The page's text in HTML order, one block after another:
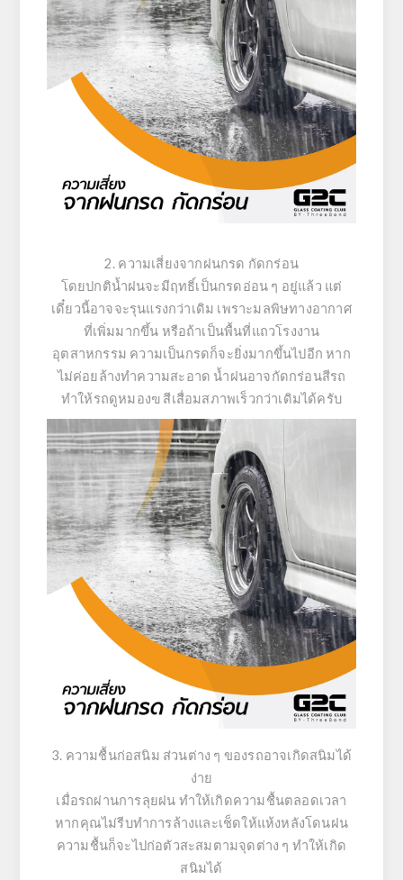
2. ความเสี่ยงจากฝนกรด กัดกร่อน
โดยปกติน้ำฝนจะมีฤทธิ์เป็นกรดอ่อน ๆ อยู่แล้ว แต่
เดี๋ยวนี้อาจจะรุนแรงกว่าเดิม เพราะมลพิษทางอากาศ
ที่เพิ่มมากขึ้น หรือถ้าเป็นพื้นที่แถวโรงงาน
อุตสาหกรรม ความเป็นกรดก็จะยิ่งมากขึ้นไปอีก หาก
ไม่ค่อยล้างทำความสะอาด น้ำฝนอาจกัดกร่อนสีรถ
ทำให้รถดูหมองฃ สีเสื่อมสภาพเร็วกว่าเดิมได้ครับ
3. ความชื้นก่อสนิม ส่วนต่าง ๆ ของรถอาจเกิดสนิมได้
ง่าย
เมื่อรถผ่านการลุยฝน ทำให้เกิดความชื้นตลอดเวลา
หากคุณไม่รีบทำการล้างและเช็ดให้แห้งหลังโดนฝน
ความชื้นก็จะไปก่อตัวสะสมตามจุดต่าง ๆ ทำให้เกิด
สนิมได้